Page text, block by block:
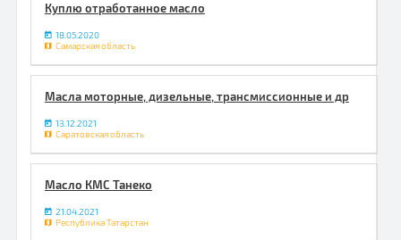
Куплю отработанное масло
18.05.2020
Самарская область
Масла моторные, дизельные, трансмиссионные и др
13.12.2021
Саратовская область
Масло КМС Танеко
21.04.2021
Республика Татарстан